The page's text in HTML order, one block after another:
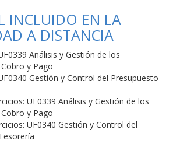
INCLUIDO EN LA
A DISTANCIA
Análisis y Gestión de los
y Pago
Gestión y Control del Presupuesto
UF0339 Análisis y Gestión de los
y Pago
UF0340 Gestión y Control del